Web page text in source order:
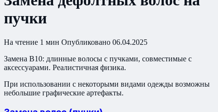
пучки
На чтение 1 мин Опубликовано 06.04.2025
Замена B10: длинные волосы с пучками, совместимые с
аксессуарами. Реалистичная физика.
При использовании с некоторыми видами одежды возможны
небольшие графические артефакты.